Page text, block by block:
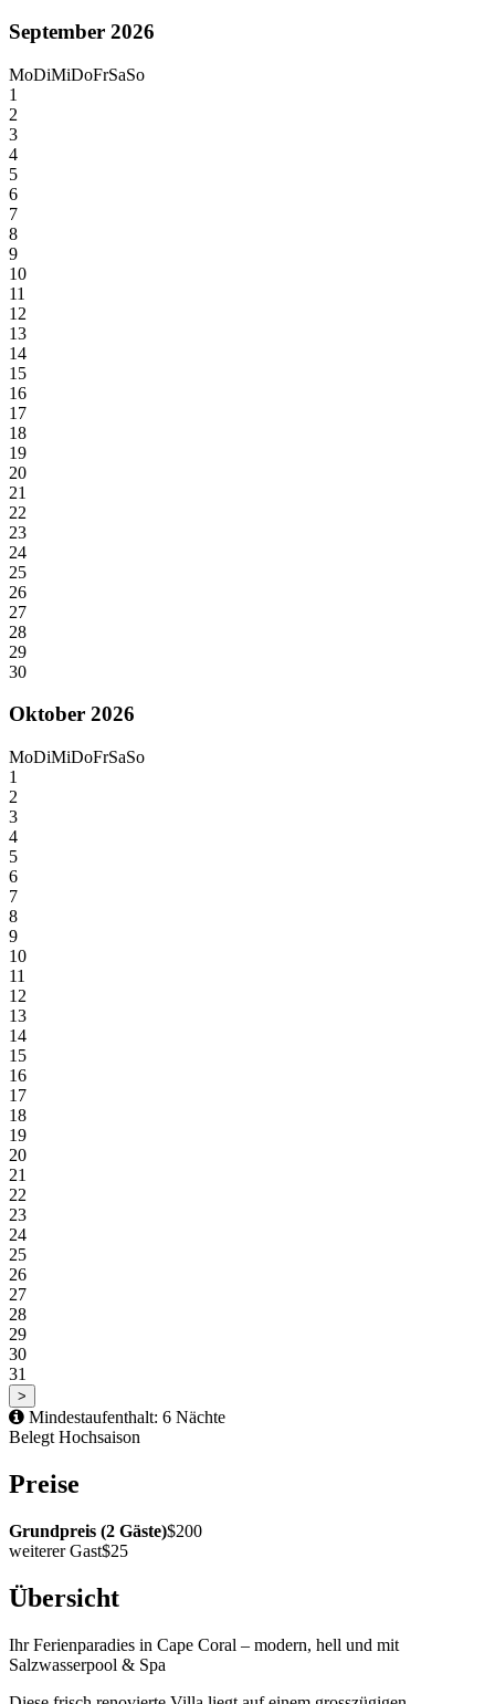
September 2026
MoDiMiDoFrSaSo
1
2
3
4
5
6
7
8
9
10
11
12
13
14
15
16
17
18
19
20
21
22
23
24
25
26
27
28
29
30
Oktober 2026
MoDiMiDoFrSaSo
1
2
3
4
5
6
7
8
9
10
11
12
13
14
15
16
17
18
19
20
21
22
23
24
25
26
27
28
29
30
31
>
Mindestaufenthalt: 6 Nächte
Belegt Hochsaison
Preise
Grundpreis (2 Gäste)$200
weiterer Gast$25
Übersicht
Ihr Ferienparadies in Cape Coral – modern, hell und mit
Salzwasserpool & Spa